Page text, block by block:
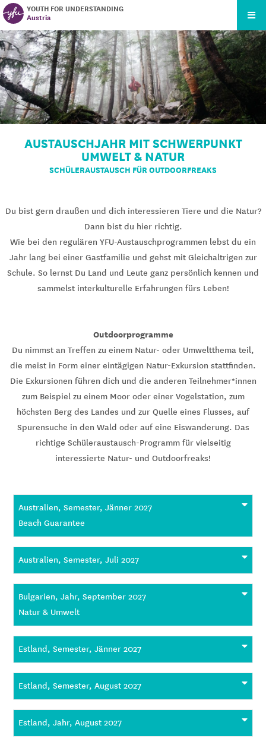
YOUTH FOR UNDERSTANDING
Austria
AUSTAUSCHJAHR MIT SCHWERPUNKT
UMWELT & NATUR
SCHÜLERAUSTAUSCH FÜR OUTDOORFREAKS
Du bist gern draußen und dich interessieren Tiere und die Natur?
Dann bist du hier richtig.
Wie bei den regulären YFU-Austauschprogrammen lebst du ein
Jahr lang bei einer Gastfamilie und gehst mit Gleichaltrigen zur
Schule. So lernst Du Land und Leute ganz persönlich kennen und
sammelst interkulturelle Erfahrungen fürs Leben!
Outdoorprogramme
Du nimmst an Treffen zu einem Natur- oder Umweltthema teil,
die meist in Form einer eintägigen Natur-Exkursion stattfinden.
Die Exkursionen führen dich und die anderen Teilnehmer*innen
zum Beispiel zu einem Moor oder einer Vogelstation, zum
höchsten Berg des Landes und zur Quelle eines Flusses, auf
Spurensuche in den Wald oder auf eine Eiswanderung. Das
richtige Schüleraustausch-Programm für vielseitig
interessierte Natur- und Outdoorfreaks!
Australien, Semester, Jänner 2027
Beach Guarantee
Australien, Semester, Juli 2027
Bulgarien, Jahr, September 2027
Natur & Umwelt
Estland, Semester, Jänner 2027
Estland, Semester, August 2027
Estland, Jahr, August 2027